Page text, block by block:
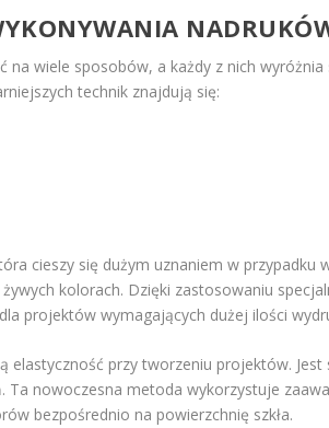
na wiele sposobów, a każdy z nich
technik znajdują się:
cieszy się dużym uznaniem w przypadku
kolorach. Dzięki zastosowaniu
projektów wymagających dużej ilości
elastyczność przy tworzeniu projektów.
Ta nowoczesna metoda wykorzystuje
bezpośrednio na powierzchnię szkła.